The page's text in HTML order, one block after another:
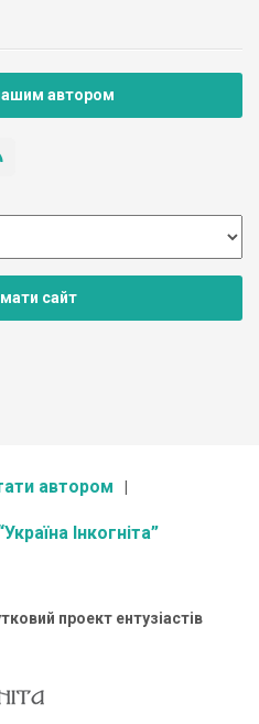
автором
сайт
автором
Інкогніта”
проект ентузіастів